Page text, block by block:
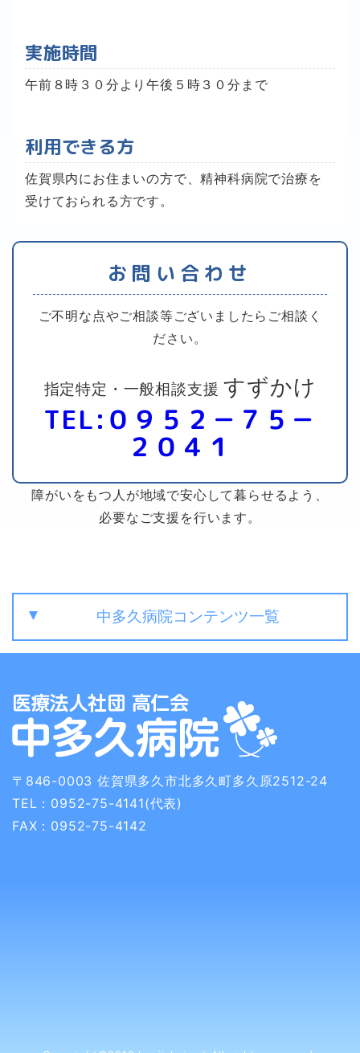
実施時間
午前８時３０分より午後５時３０分まで
利用できる方
佐賀県内にお住まいの方で、精神科病院で治療を
受けておられる方です。
お問い合わせ
ご不明な点やご相談等ございましたらご相談く
ださい。
指定特定・一般相談支援 すずかけ
TEL:０９５２－７５－
２０４１
障がいをもつ人が地域で安心して暮らせるよう、
必要なご支援を行います。
中多久病院コンテンツ一覧
〒846-0003 佐賀県多久市北多久町多久原2512-24
TEL：0952-75-4141(代表)
FAX：0952-75-4142